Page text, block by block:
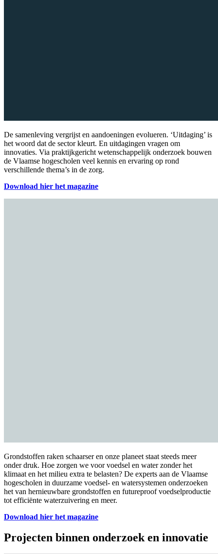
De samenleving vergrijst en aandoeningen evolueren. ‘Uitdaging’ is
het woord dat de sector kleurt. En uitdagingen vragen om
innovaties. Via praktijkgericht wetenschappelijk onderzoek bouwen
de Vlaamse hogescholen veel kennis en ervaring op rond
verschillende thema’s in de zorg.
Download hier het magazine
Grondstoffen raken schaarser en onze planeet staat steeds meer
onder druk. Hoe zorgen we voor voedsel en water zonder het
klimaat en het milieu extra te belasten? De experts aan de Vlaamse
hogescholen in duurzame voedsel- en watersystemen onderzoeken
het van hernieuwbare grondstoffen en futureproof voedselproductie
tot efficiënte waterzuivering en meer.
Download hier het magazine
Projecten binnen onderzoek en innovatie